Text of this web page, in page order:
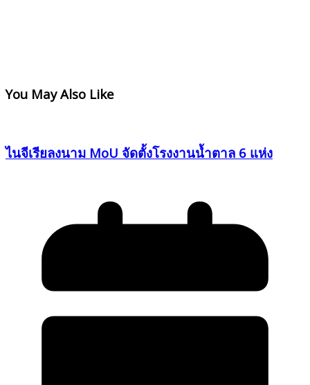
You May Also Like
ไนจีเรียลงนาม MoU จัดตั้งโรงงานน้ำตาล 6 แห่ง